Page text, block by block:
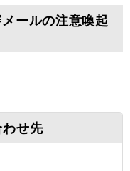
ールの注意喚起
せ先